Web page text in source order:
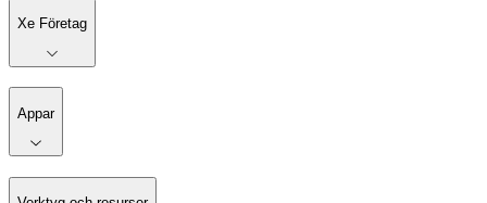
Xe Företag
Appar